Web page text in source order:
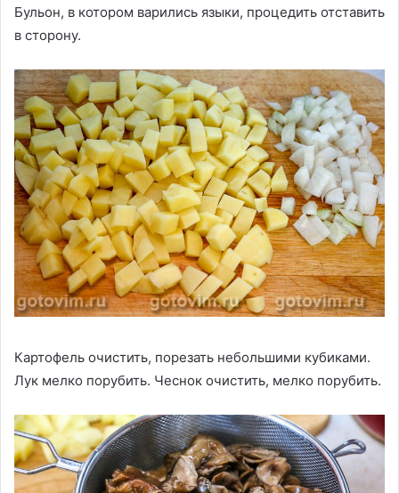
Бульон, в котором варились языки, процедить отставить
в сторону.
Картофель очистить, порезать небольшими кубиками.
Лук мелко порубить. Чеснок очистить, мелко порубить.